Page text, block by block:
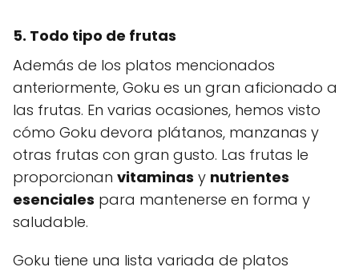
5. Todo tipo de frutas
Además de los platos mencionados
anteriormente, Goku es un gran aficionado a
las frutas. En varias ocasiones, hemos visto
cómo Goku devora plátanos, manzanas y
otras frutas con gran gusto. Las frutas le
proporcionan vitaminas y nutrientes
esenciales para mantenerse en forma y
saludable.
Goku tiene una lista variada de platos